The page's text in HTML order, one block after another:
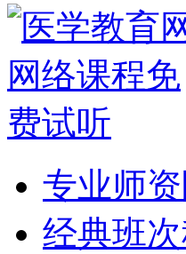
专业师
经典班